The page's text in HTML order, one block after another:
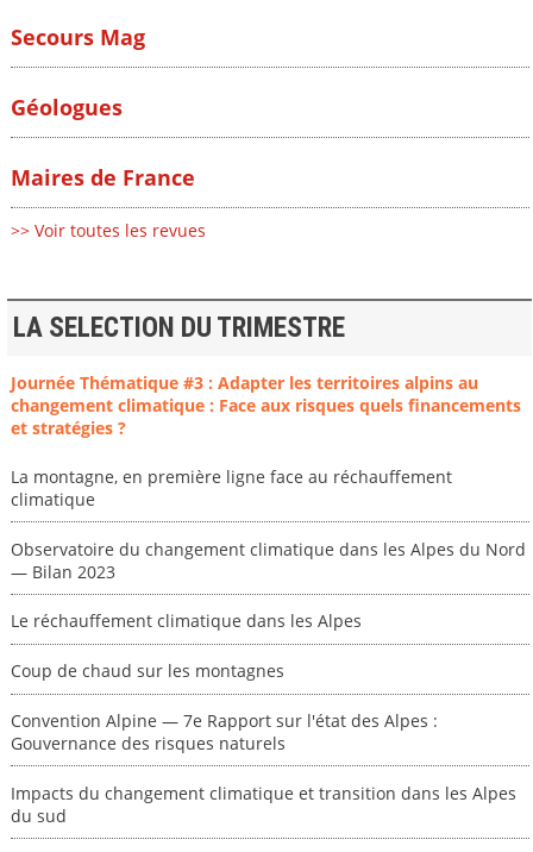
Secours Mag
Géologues
Maires de France
>> Voir toutes les revues
LA SELECTION DU TRIMESTRE
Journée Thématique #3 : Adapter les territoires alpins au
changement climatique : Face aux risques quels financements
et stratégies ?
La montagne, en première ligne face au réchauffement
climatique
Observatoire du changement climatique dans les Alpes du Nord
— Bilan 2023
Le réchauffement climatique dans les Alpes
Coup de chaud sur les montagnes
Convention Alpine — 7e Rapport sur l'état des Alpes :
Gouvernance des risques naturels
Impacts du changement climatique et transition dans les Alpes
du sud